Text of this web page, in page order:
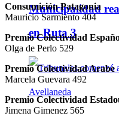
Municipalidad
en Ruta 3
Consumición Patagonia
Mauricio Sarmiento 404
Premio Colectividad
Olga de Perlo 529
Premio Colectividad Arabe
Marcela Guevara 492
Premio Colectividad
Jimena Gimenez 565